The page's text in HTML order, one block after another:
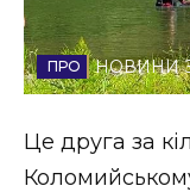
Спорт
Стиль життя
Втрачений
НОВИНИ
Це друга за